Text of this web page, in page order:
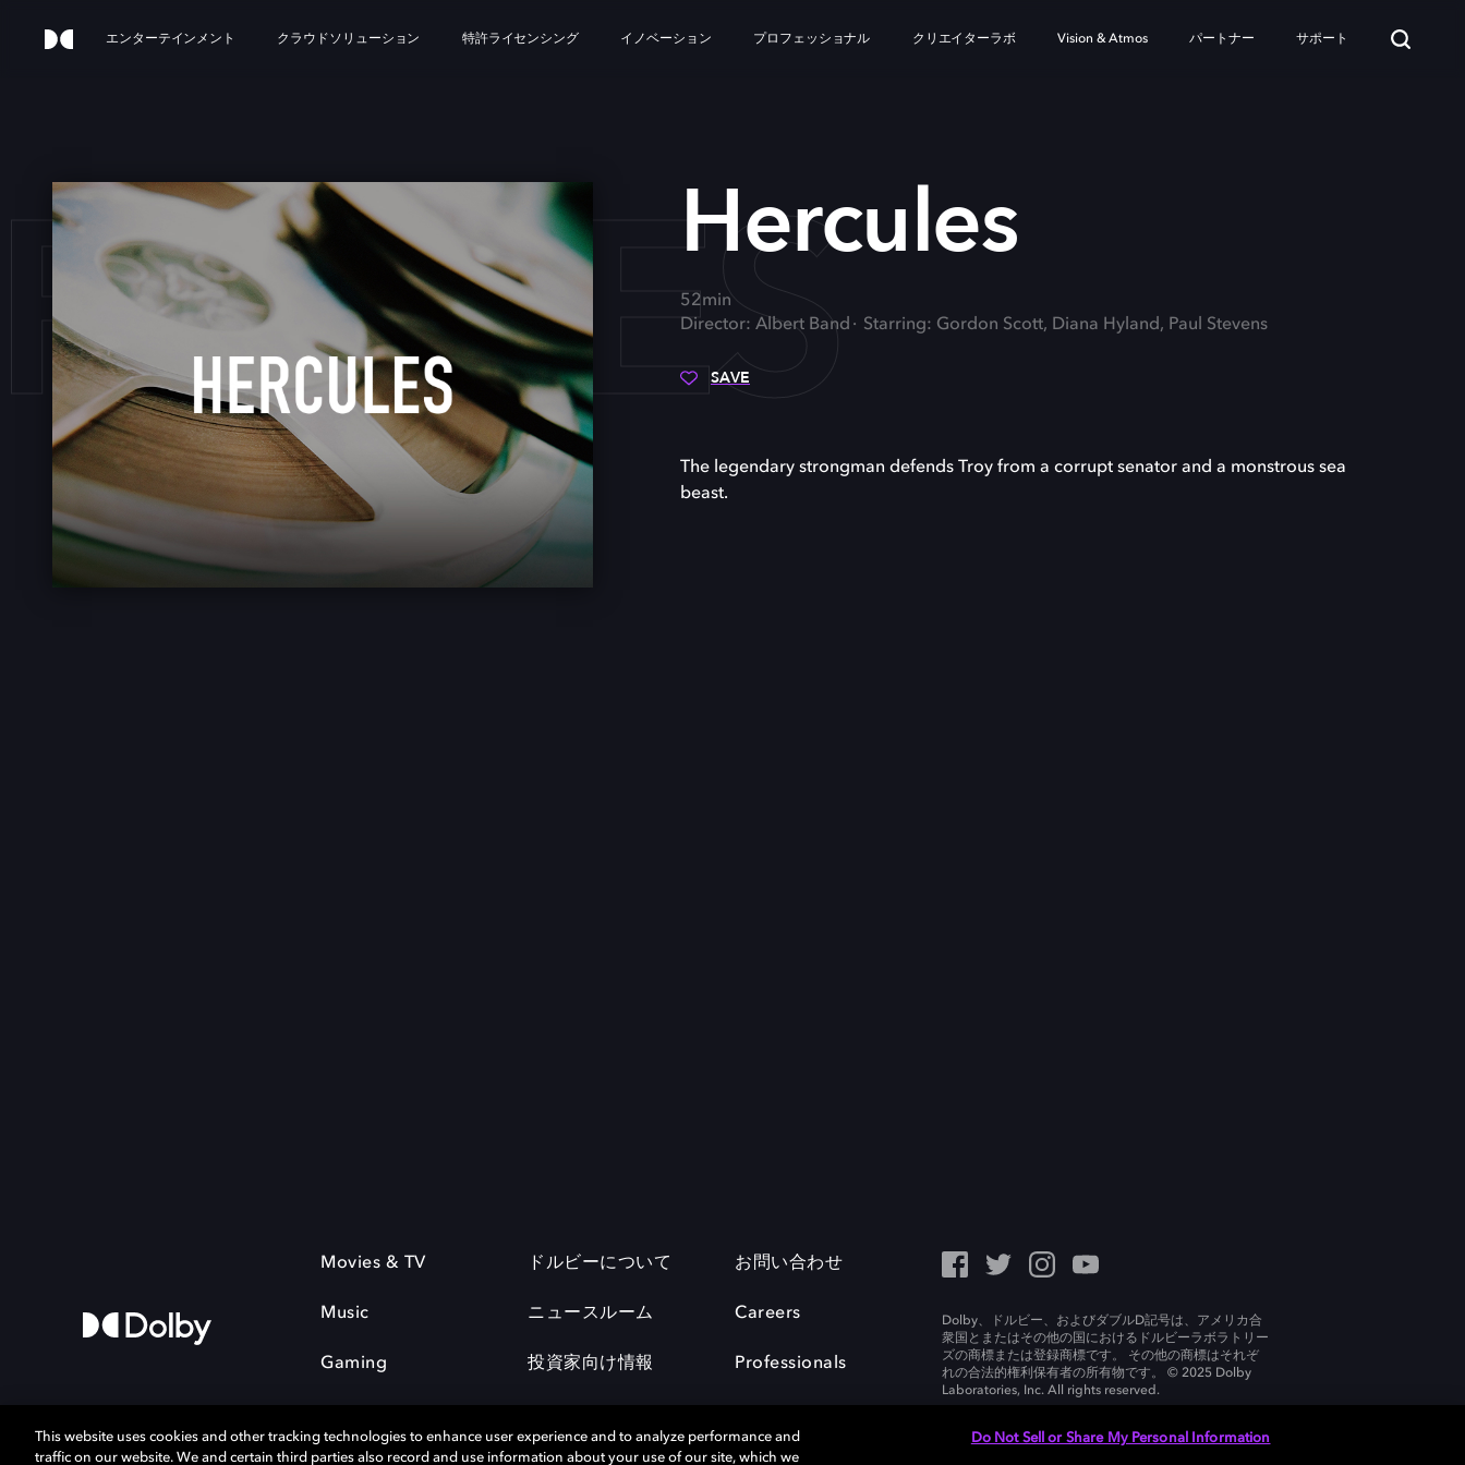
エンターテインメント クラウドソリューション 特許ライセンシング イノベーション プロフェッショナル クリエイターラボ Vision & Atmos パートナー サポート
Hercules
52min
Director: Albert Band
Starring: Gordon Scott, Diana Hyland, Paul Stevens
SAVE
The legendary strongman defends Troy from a corrupt senator and a monstrous sea
beast.
Movies & TV
Music
Gaming
ドルビーについて
ニュースルーム
投資家向け情報
お問い合わせ
Careers
Professionals
Dolby、ドルビー、およびダブルD記号は、アメリカ合
衆国とまたはその他の国におけるドルビーラボラトリー
ズの商標または登録商標です。 その他の商標はそれぞ
れの合法的権利保有者の所有物です。 © 2025 Dolby
Laboratories, Inc. All rights reserved.
This website uses cookies and other tracking technologies to enhance user experience and to analyze performance and
traffic on our website. We and certain third parties also record and use information about your use of our site, which we
Do Not Sell or Share My Personal Information